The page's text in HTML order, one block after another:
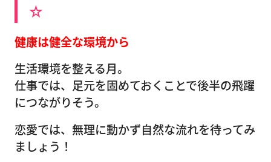
☆
健康は健全な環境から
生活環境を整える月。
仕事では、足元を固めておくことで後半の飛躍
につながりそう。
恋愛では、無理に動かず自然な流れを待ってみ
ましょう！